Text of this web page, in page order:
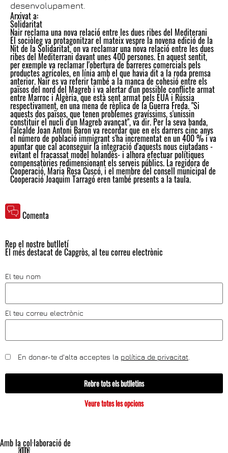
Nair reclama una nova relació entre les dues ribes del Mediterani
El sociòleg va protagonitzar el mateix vespre la novena edició de la
Nit de la Solidaritat, on va reclamar una nova relació entre les dues
ribes del Mediterrani davant unes 400 persones. En aquest sentit,
per exemple va reclamar l'obertura de barreres comercials pels
productes agrícoles, en línia amb el que havia dit a la roda premsa
anterior. Nair es va referir també a la manca de cohesió entre els
països del nord del Magreb i va alertar d'un possible conflicte armat
entre Marroc i Algèria, que està sent armat pels EUA i Rússia
respectivament, en una mena de rèplica de la Guerra Freda. "Si
aquests dos països, que tenen problemes gravíssims, s'unissin
constituir el nucli d'un Magreb avançat", va dir. Per la seva banda,
l'alcalde Joan Antoni Baron va recordar que en els darrers cinc anys
el número de població immigrant s'ha incrementat en un 400 % i va
apuntar que cal aconseguir la integració d'aquests nous ciutadans -
evitant el fracassat model holandès- i alhora efectuar polítiques
compensatòries redimensionant els serveis públics. La regidora de
Cooperació, Maria Rosa Cuscó, i el membre del consell municipal de
Cooperació Joaquim Tarragó eren també presents a la taula.
desenvolupament.
Arxivat a:
Solidaritat
Comenta
Rep el nostre butlletí
El més destacat de Capgròs, al teu correu electrònic
El teu nom
El teu correu electrònic
En donar-te d'alta acceptes la política de privacitat
Rebre tots els butlletins
Veure totes les opcions
Amb la col·laboració de